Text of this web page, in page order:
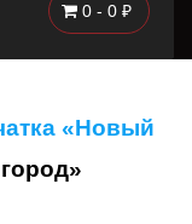
0 - 0 ₽
«Новый